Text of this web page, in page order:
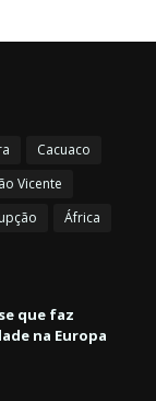
Cacuaco
Vicente
África
que faz
na Europa